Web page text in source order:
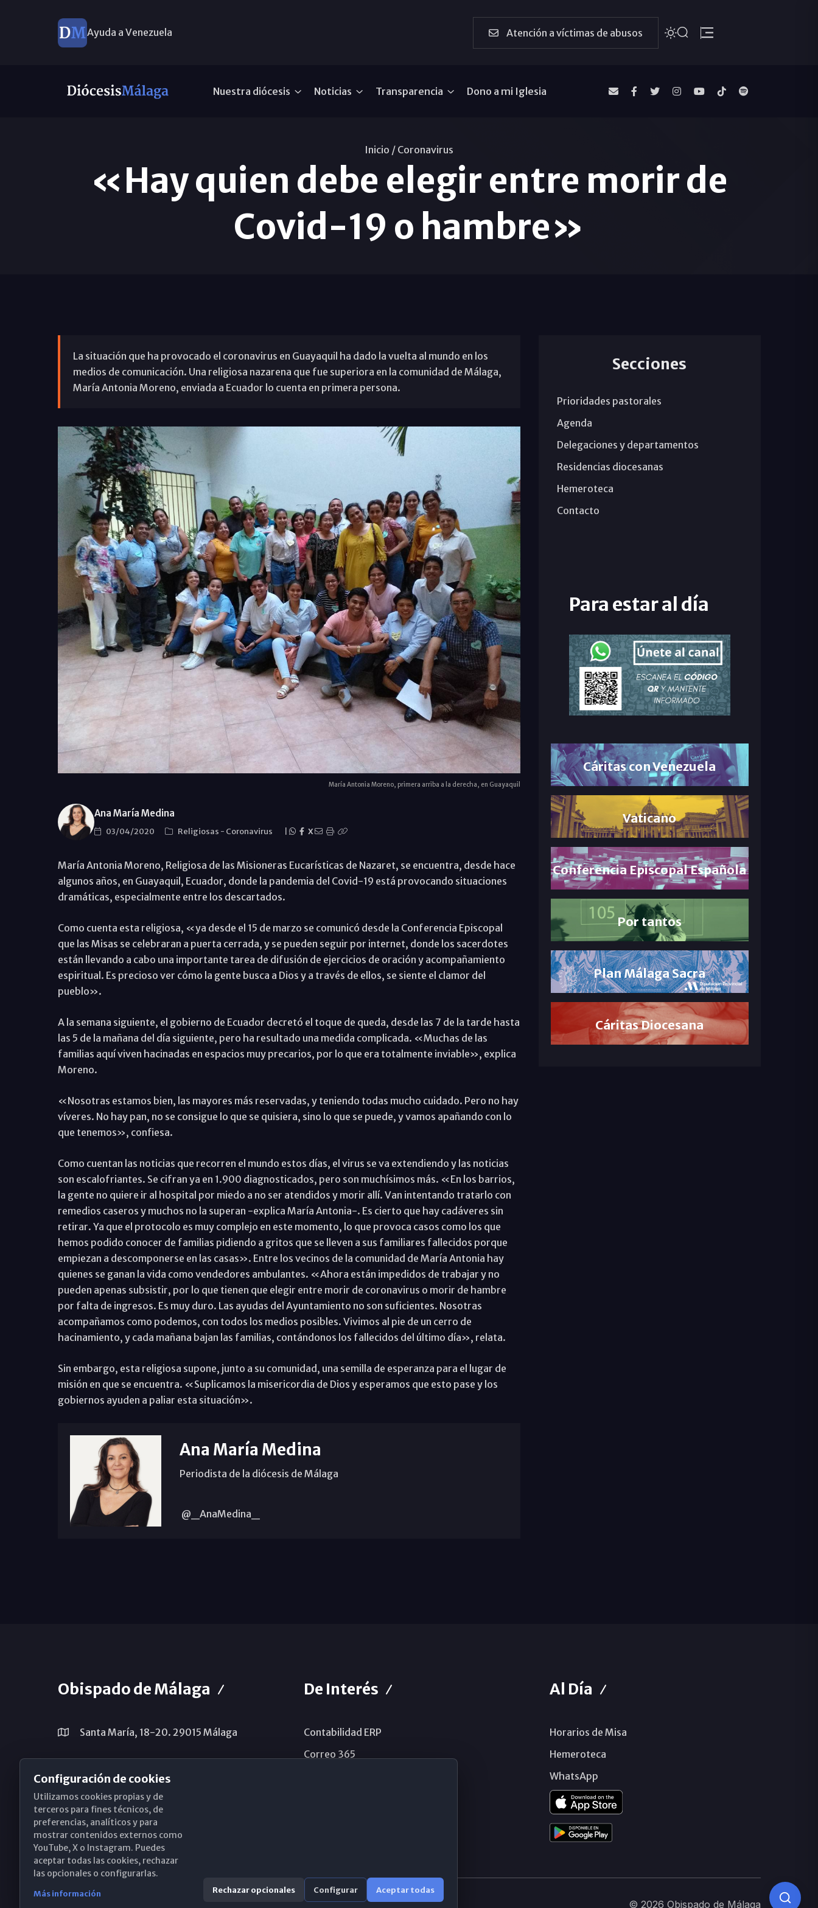
Ayuda a Venezuela Atención a víctimas de abusos
Nuestra diócesis Noticias Transparencia Dono a mi Iglesia
Inicio / Coronavirus
«Hay quien debe elegir entre morir de
Covid-19 o hambre»
La situación que ha provocado el coronavirus en Guayaquil ha dado la vuelta al mundo en los
medios de comunicación. Una religiosa nazarena que fue superiora en la comunidad de Málaga,
María Antonia Moreno, enviada a Ecuador lo cuenta en primera persona.
María Antonia Moreno, primera arriba a la derecha, en Guayaquil
Ana María Medina
03/04/2020 Religiosas - Coronavirus X
María Antonia Moreno, Religiosa de las Misioneras Eucarísticas de Nazaret, se encuentra, desde hace
algunos años, en Guayaquil, Ecuador, donde la pandemia del Covid-19 está provocando situaciones
dramáticas, especialmente entre los descartados.
Como cuenta esta religiosa, «ya desde el 15 de marzo se comunicó desde la Conferencia Episcopal
que las Misas se celebraran a puerta cerrada, y se pueden seguir por internet, donde los sacerdotes
están llevando a cabo una importante tarea de difusión de ejercicios de oración y acompañamiento
espiritual. Es precioso ver cómo la gente busca a Dios y a través de ellos, se siente el clamor del
pueblo».
A la semana siguiente, el gobierno de Ecuador decretó el toque de queda, desde las 7 de la tarde hasta
las 5 de la mañana del día siguiente, pero ha resultado una medida complicada. «Muchas de las
familias aquí viven hacinadas en espacios muy precarios, por lo que era totalmente inviable», explica
Moreno.
«Nosotras estamos bien, las mayores más reservadas, y teniendo todas mucho cuidado. Pero no hay
víveres. No hay pan, no se consigue lo que se quisiera, sino lo que se puede, y vamos apañando con lo
que tenemos», confiesa.
Como cuentan las noticias que recorren el mundo estos días, el virus se va extendiendo y las noticias
son escalofriantes. Se cifran ya en 1.900 diagnosticados, pero son muchísimos más. «En los barrios,
la gente no quiere ir al hospital por miedo a no ser atendidos y morir allí. Van intentando tratarlo con
remedios caseros y muchos no la superan -explica María Antonia-. Es cierto que hay cadáveres sin
retirar. Ya que el protocolo es muy complejo en este momento, lo que provoca casos como los que
hemos podido conocer de familias pidiendo a gritos que se lleven a sus familiares fallecidos porque
empiezan a descomponerse en las casas». Entre los vecinos de la comunidad de María Antonia hay
quienes se ganan la vida como vendedores ambulantes. «Ahora están impedidos de trabajar y no
pueden apenas subsistir, por lo que tienen que elegir entre morir de coronavirus o morir de hambre
por falta de ingresos. Es muy duro. Las ayudas del Ayuntamiento no son suficientes. Nosotras
acompañamos como podemos, con todos los medios posibles. Vivimos al pie de un cerro de
hacinamiento, y cada mañana bajan las familias, contándonos los fallecidos del último día», relata.
Sin embargo, esta religiosa supone, junto a su comunidad, una semilla de esperanza para el lugar de
misión en que se encuentra. «Suplicamos la misericordia de Dios y esperamos que esto pase y los
gobiernos ayuden a paliar esta situación».
Ana María Medina
Periodista de la diócesis de Málaga
@_AnaMedina_
Secciones
Prioridades pastorales
Agenda
Delegaciones y departamentos
Residencias diocesanas
Hemeroteca
Contacto
Para estar al día
Cáritas con Venezuela
Vaticano
Conferencia Episcopal Española
Por tantos
Plan Málaga Sacra
Cáritas Diocesana
Obispado de Málaga
Santa María, 18-20. 29015 Málaga
obispado@diocesismalaga.es
De Interés
Contabilidad ERP
Correo 365
Al Día
Horarios de Misa
Hemeroteca
WhatsApp
© 2026 Obispado de Málaga
Configuración de cookies
Utilizamos cookies propias y de
terceros para fines técnicos, de
preferencias, analíticos y para
mostrar contenidos externos como
YouTube, X o Instagram. Puedes
aceptar todas las cookies, rechazar
las opcionales o configurarlas.
Más información Rechazar opcionales Configurar Aceptar todas